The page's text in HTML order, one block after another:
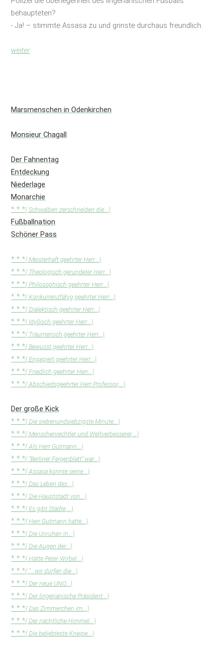
behaupteten?
- Ja! – stimmte Assasa zu und grinste durchaus freundlich.
weiter
Marsmenschen in Odenkirchen
Monsieur Chagall
Der Fahnentag
Entdeckung
Niederlage
Monarchie
* * *( Schwalben zerschneiden die...)
Fußballnation
Schöner Pass
* * *( Meisterhaft geehrter Herr...)
* * *( Theologisch gerundeter Herr...)
* * *( Philosophisch geehrter Herr...)
* * *( Konkurrenzfähig geehrter Herr...)
* * *( Dialektisch geehrter Herr...)
* * *( Idyllisch geehrter Herr...)
* * *( Träumerisch geehrter Herr...)
* * *( Bewusst geehrter Herr...)
* * *( Engagiert geehrter Herr...)
* * *( Friedlich geehrter Herr...)
* * *( Abschiedsgeehrter Herr Professor,...)
Der große Kick
* * *( Die siebenundsiebzigste Minute...)
* * *( Menschenrechtler und Weltverbesserer,...)
* * *( Als Herr Gutmann...)
* * *( "Berliner Feigenblatt" war...)
* * *( Assasa konnte seine...)
* * *( Das Leben des...)
* * *( Die Hauptstadt von...)
* * *( Es gibt Städte,...)
* * *( Herr Gutmann hatte...)
* * *( Die Unruhen in...)
* * *( Die Augen der...)
* * *( Hätte Peter Wirbel...)
* * *( "...wir dürfen die...)
* * *( Der neue UNO...)
* * *( Der lingerianische Präsident...)
* * *( Das Zimmerchen im...)
* * *( Der nächtliche Himmel...)
* * *( Die beliebteste Kneipe...)